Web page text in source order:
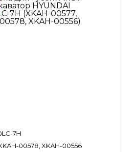
7H
00578, XKAH-00556